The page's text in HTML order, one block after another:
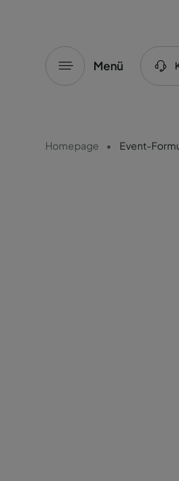
Menü
Homepage Event-